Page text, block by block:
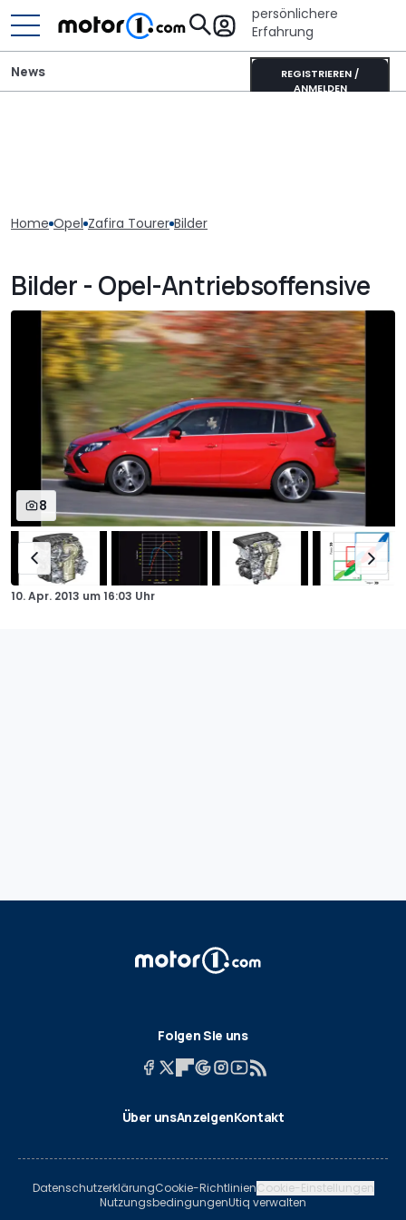
persönlichere
Erfahrung
REGISTRIEREN /
ANMELDEN
News
Home Opel Zafira Tourer Bilder
Bilder - Opel-Antriebsoffensive
8
10. Apr. 2013 um16:03 Uhr
Folgen Sie uns
Über unsAnzeigenKontakt
DatenschutzerklärungCookie-RichtlinienCookie-Einstellungen
NutzungsbedingungenUtiq verwalten